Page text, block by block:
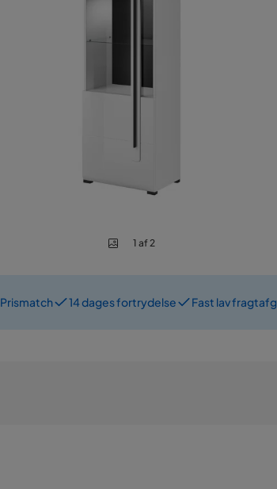
1 af 2
Prismatch 14 dages fortrydelse Fast lav